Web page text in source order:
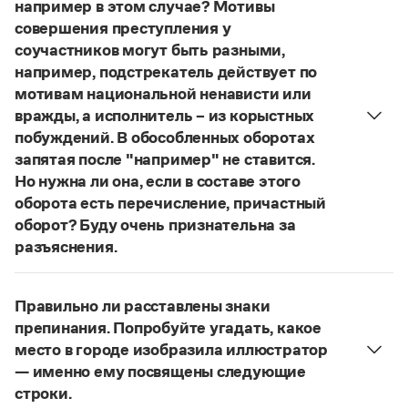
Словари русского языка как государственного
Справочники
Правила русской орфографии и пунктуации
Русский язык. Краткий теоретический курс
для школьников
Письмовник
Справочник по пунктуации
Словарь-справочник трудностей
Справочник по фразеологии
Азбучные истины
Словарь-справочник непростые слова
Журнал
Новости и события
Управление в русском языке
Словарь русских имён
Словарь методических терминов
Правила русской орфографии и пунктуации
(1956)
например в этом случае? Мотивы
совершения преступления у
соучастников могут быть разными,
например, подстрекатель действует по
мотивам национальной ненависти или
вражды, а исполнитель – из корыстных
побуждений. В обособленных оборотах
запятая после "например" не ставится.
Но нужна ли она, если в составе этого
оборота есть перечисление, причастный
оборот? Буду очень признательна за
разъяснения.
В § 94«Правил русской орфографии и пунктуации»
слова и сочетания слов, стоящие на границе
частей сложного предложения и относящиеся к
следующему за ними предложению,
не отделяются от него запятой:Послышался
резкий стук, должно быть сорвалась ставня
Правильно ли расставлены знаки
препинания. Попробуйте угадать, какое
место в городе изобразила иллюстратор
— именно ему посвящены следующие
строки.